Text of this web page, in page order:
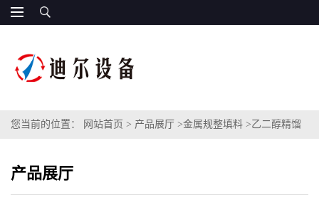
您当前的位置： 网站首页 > 产品展厅 >金属规整填料 >乙二醇精馏
产品展厅